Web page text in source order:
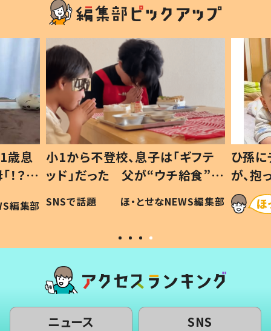
歳息
？」
編集部
小1から不登校、息子は「ギフテ
ッド」だった 父が“ウチ給食”を
作り続ける理由とは #令和の親
#令和の子
SNSで話題 ほ・とせなNEWS編集部
ひ孫
が、
「涙が
い」
ニュース SNS